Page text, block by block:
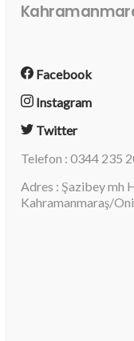
Facebook
Instagram
Twitter
Telefon : 0344 235
Adres : Şazibey mh
Kahramanmaraş/